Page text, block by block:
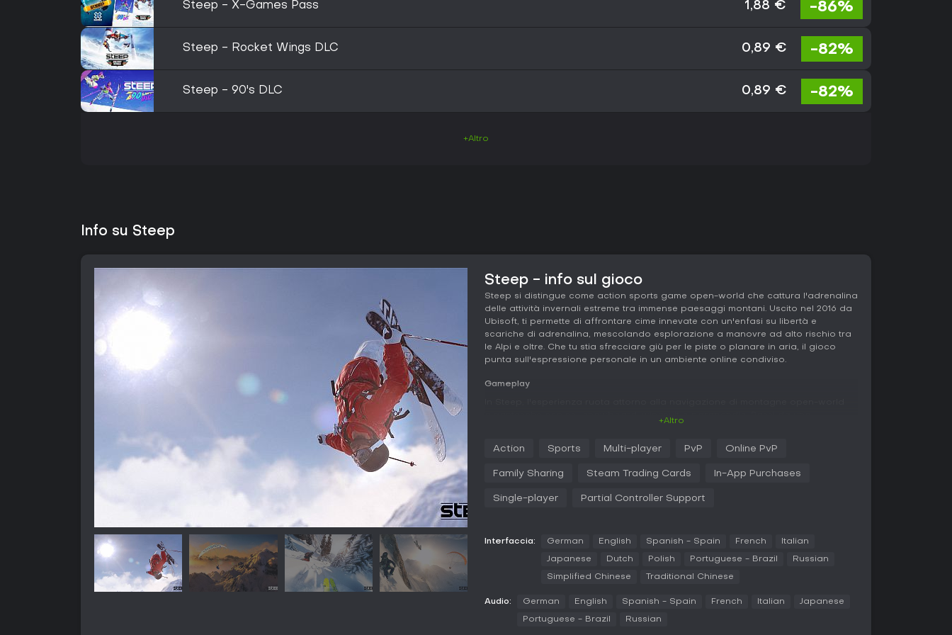
Steep - X-Games Pass 1,88 € -86%
Steep - Rocket Wings DLC 0,89 € -82%
Steep - 90's DLC 0,89 € -82%
+Altro
Info su Steep
Steep - info sul gioco
Steep si distingue come action sports game open-world che cattura l'adrenalina
delle attività invernali estreme tra immense paesaggi montani. Uscito nel 2016 da
Ubisoft, ti permette di affrontare cime innevate con un'enfasi su libertà e
scariche di adrenalina, mescolando esplorazione a manovre ad alto rischio tra
le Alpi e oltre. Che tu stia sfrecciare giù per le piste o planare in aria, il gioco
punta sull'espressione personale in un ambiente online condiviso.
Gameplay
fisica bilancia realismo e accessibilità arcade, premiando run skillate e
integra fluidamente in un mondo condiviso, dove puoi unirti ad altri per discese
binocoli per avvistare nuove zone e una modalità vista montagna per scegliere
per un'immersione basata sullo sguardo su dispositivi compatibili.
performance in gare o prove, mentre il requisito always-online garantisce
personaggio o upgrade, il successo dipende dalla tua padronanza crescente
di controlli e ambienti.
+Altro
Action Sports Multi-player PvP Online PvP
Family Sharing Steam Trading Cards In-App Purchases
Single-player Partial Controller Support
Interfaccia: German English Spanish - Spain French Italian
Japanese Dutch Polish Portuguese - Brazil Russian
Simplified Chinese Traditional Chinese
Audio: German English Spanish - Spain French Italian Japanese
Portuguese - Brazil Russian